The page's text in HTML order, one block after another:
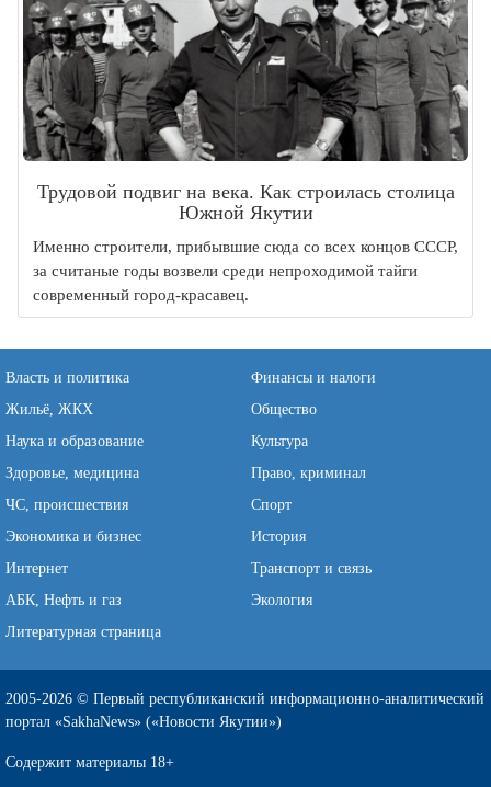
Трудовой подвиг на века. Как строилась столица
Южной Якутии
Именно строители, прибывшие сюда со всех концов СССР,
за считаные годы возвели среди непроходимой тайги
современный город-красавец.
Власть и политика
Финансы и налоги
Жильё, ЖКХ
Общество
Наука и образование
Культура
Здоровье, медицина
Право, криминал
ЧС, происшествия
Спорт
Экономика и бизнес
История
Интернет
Транспорт и связь
АБК, Нефть и газ
Экология
Литературная страница
2005-2026 © Первый республиканский информационно-аналитический
портал «SakhaNews» («Новости Якутии»)
Содержит материалы 18+